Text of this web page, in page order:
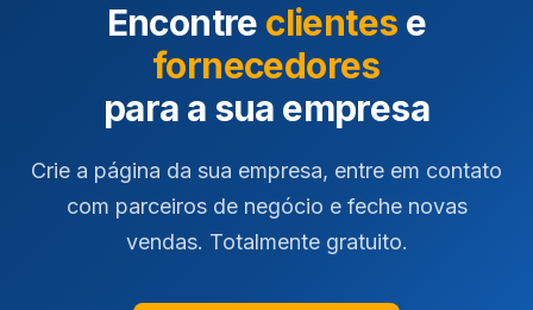
Encontre clientes e
fornecedores
para a sua empresa
Crie a página da sua empresa, entre em contato
com parceiros de negócio e feche novas
vendas. Totalmente gratuito.